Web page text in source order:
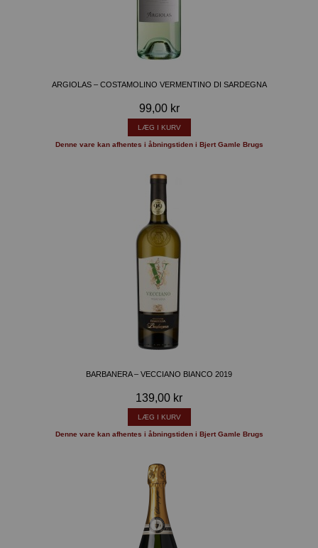
ARGIOLAS – COSTAMOLINO VERMENTINO DI SARDEGNA
99,00 kr
LÆG I KURV
Denne vare kan afhentes i åbningstiden i Bjert Gamle Brugs
BARBANERA – VECCIANO BIANCO 2019
139,00 kr
LÆG I KURV
Denne vare kan afhentes i åbningstiden i Bjert Gamle Brugs